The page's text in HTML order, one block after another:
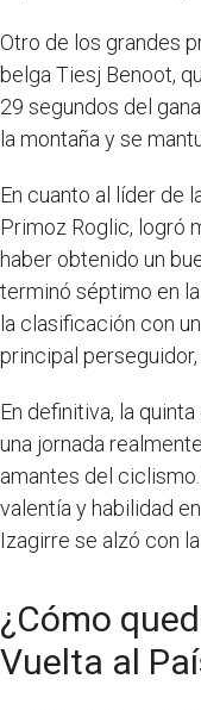
Otro de los grandes
belga Tiesj Benoot,
29 segundos del
la montaña y se
En cuanto al líder de
Primoz Roglic, logró
haber obtenido un
terminó séptimo en
la clasificación con
principal
En definitiva, la
una jornada
amantes del
valentía y habilidad
Izagirre se alzó con
¿Cómo
Vuelta al